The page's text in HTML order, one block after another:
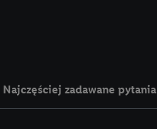
Najczęściej zadawane pytania
jednym z wyżej
możemy
rozpoznać
W tym celu
adres e-